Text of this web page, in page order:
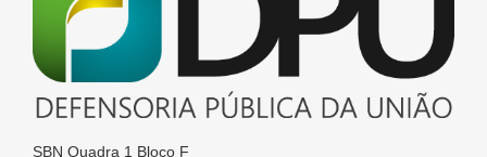
SBN Quadra 1 Bloco F